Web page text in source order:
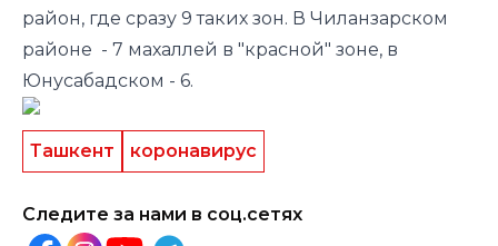
район, где сразу 9 таких зон. В Чиланзарском
районе - 7 махаллей в "красной" зоне, в
Юнусабадском - 6.
Ташкент коронавирус
Следите за нами в соц.сетях